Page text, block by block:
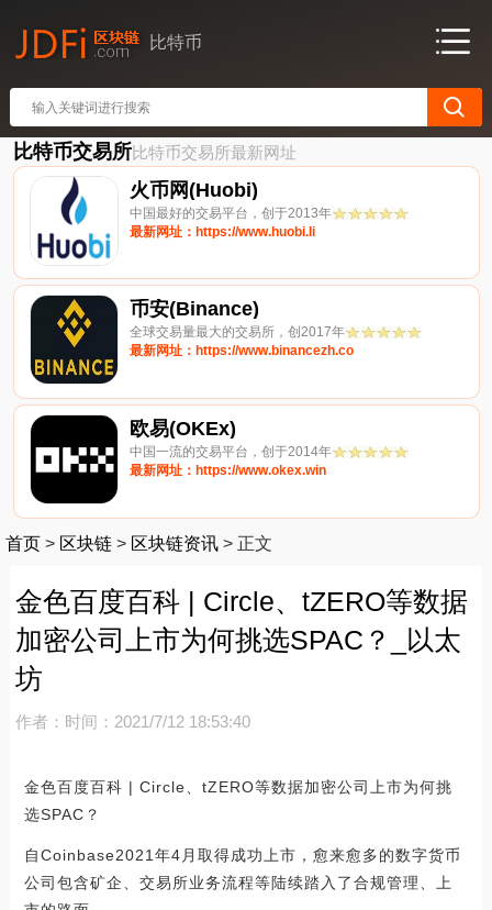
比特币
比特币交易所比特币交易所最新网址
火币网(Huobi)
中国最好的交易平台，创于2013年
最新网址：https://www.huobi.li
币安(Binance)
全球交易量最大的交易所，创2017年
最新网址：https://www.binancezh.co
欧易(OKEx)
中国一流的交易平台，创于2014年
最新网址：https://www.okex.win
首页 > 区块链 > 区块链资讯 > 正文
金色百度百科 | Circle、tZERO等数据
加密公司上市为何挑选SPAC？_以太
坊
作者： 时间：2021/7/12 18:53:40
金色百度百科 | Circle、tZERO等数据加密公司上市为何挑
选SPAC？
自Coinbase2021年4月取得成功上市，愈来愈多的数字货币
公司包含矿企、交易所业务流程等陆续踏入了合规管理、上